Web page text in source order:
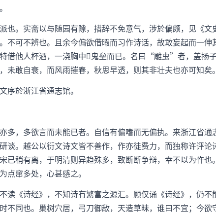
也。实斋以与随园有隙，措辞不免意气，涉於偏颇，见《
不可不辨也。且余今偏欲借暇而习作诗话，故敢妄起而一
借他人杯酒，一浇胸中鬼垒而已。名曰“雕虫”者，盖
未敢自衰，而风雨摧春，秋思早透，则其非壮夫也亦可知矣。
序於浙江省通志馆。
多，多欲言而未能已者。自信有偏嗜而无偏执。来浙江省
谈。越公以衍文诗文皆不善作，作亦徒费力，而独称许评
已稍有离，于明清则异趋殊多，致断断争辩，幸不以为忤
点窜多处，心甚感之。
读《诗经》，不知诗有繁富之源汇。顾仅诵《诗经》，仍
不同也。巢树穴居，弓刀御敌，天造草昧，谁曰不宜；今